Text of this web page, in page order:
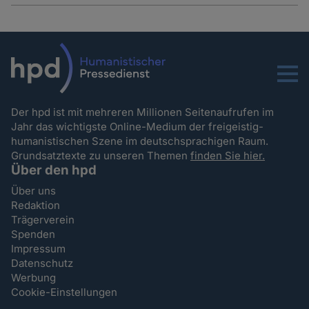
Menu
Der hpd ist mit mehreren Millionen Seitenaufrufen im
Jahr das wichtigste Online-Medium der freigeistig-
humanistischen Szene im deutschsprachigen Raum.
Grundsatztexte zu unseren Themenfinden Sie hier.
Über den hpd
Über uns
Redaktion
Trägerverein
Spenden
Impressum
Datenschutz
Werbung
Cookie-Einstellungen